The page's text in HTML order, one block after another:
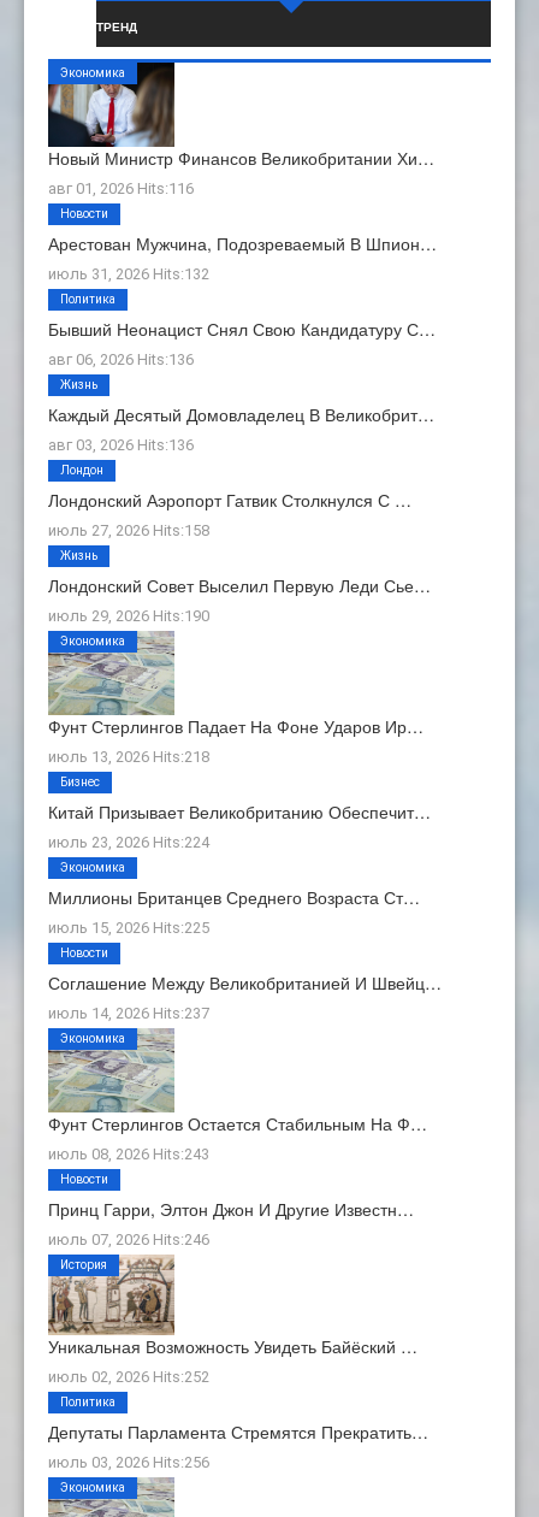
ТРЕНД
Новый Министр Финансов Великобритании Хи…
авг 01, 2026 Hits:116
Экономика
Арестован Мужчина, Подозреваемый В Шпион…
июль 31, 2026 Hits:132
Новости
Бывший Неонацист Снял Свою Кандидатуру С…
авг 06, 2026 Hits:136
Политика
Каждый Десятый Домовладелец В Великобрит…
авг 03, 2026 Hits:136
Жизнь
Лондонский Аэропорт Гатвик Столкнулся С …
июль 27, 2026 Hits:158
Лондон
Лондонский Совет Выселил Первую Леди Сье…
июль 29, 2026 Hits:190
Жизнь
Фунт Стерлингов Падает На Фоне Ударов Ир…
июль 13, 2026 Hits:218
Экономика
Китай Призывает Великобританию Обеспечит…
июль 23, 2026 Hits:224
Бизнес
Миллионы Британцев Среднего Возраста Ст…
июль 15, 2026 Hits:225
Экономика
Соглашение Между Великобританией И Швейц…
июль 14, 2026 Hits:237
Новости
Фунт Стерлингов Остается Стабильным На Ф…
июль 08, 2026 Hits:243
Экономика
Принц Гарри, Элтон Джон И Другие Известн…
июль 07, 2026 Hits:246
Новости
Уникальная Возможность Увидеть Байёский …
июль 02, 2026 Hits:252
История
Депутаты Парламента Стремятся Прекратить…
июль 03, 2026 Hits:256
Политика
Экономика